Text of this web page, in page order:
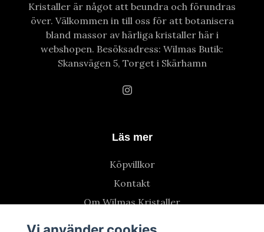
Kristaller är något att beundra och förundras
över. Välkommen in till oss för att botanisera
bland massor av härliga kristaller här i
webshopen. Besöksadress: Wilmas Butik:
Skansvägen 5, Torget i Skärhamn
Läs mer
Köpvillkor
Kontakt
Om Wilmas Kristaller